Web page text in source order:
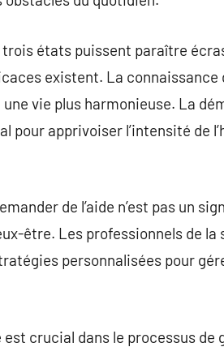
états puissent paraître
existent. La connaissance
vie plus harmonieuse. La
pour apprivoiser l’intensité de
de l’aide n’est pas un
être. Les professionnels de
personnalisées pour
crucial dans le processus de